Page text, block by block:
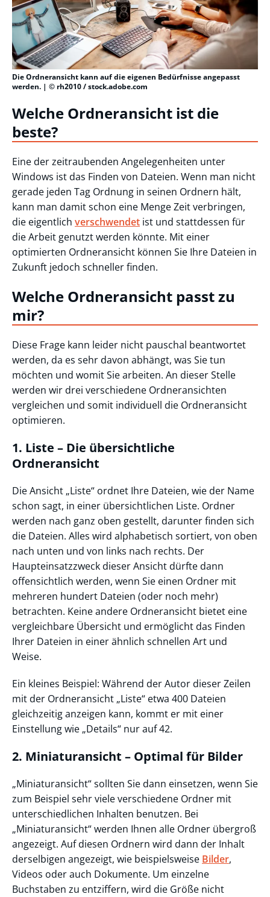
Die Ordneransicht kann auf die eigenen Bedürfnisse angepasst
werden. | © rh2010 / stock.adobe.com
Welche Ordneransicht ist die
beste?
Eine der zeitraubenden Angelegenheiten unter
Windows ist das Finden von Dateien. Wenn man nicht
gerade jeden Tag Ordnung in seinen Ordnern hält,
kann man damit schon eine Menge Zeit verbringen,
die eigentlich verschwendet ist und stattdessen für
die Arbeit genutzt werden könnte. Mit einer
optimierten Ordneransicht können Sie Ihre Dateien in
Zukunft jedoch schneller finden.
Welche Ordneransicht passt zu
mir?
Diese Frage kann leider nicht pauschal beantwortet
werden, da es sehr davon abhängt, was Sie tun
möchten und womit Sie arbeiten. An dieser Stelle
werden wir drei verschiedene Ordneransichten
vergleichen und somit individuell die Ordneransicht
optimieren.
1. Liste – Die übersichtliche
Ordneransicht
Die Ansicht „Liste“ ordnet Ihre Dateien, wie der Name
schon sagt, in einer übersichtlichen Liste. Ordner
werden nach ganz oben gestellt, darunter finden sich
die Dateien. Alles wird alphabetisch sortiert, von oben
nach unten und von links nach rechts. Der
Haupteinsatzzweck dieser Ansicht dürfte dann
offensichtlich werden, wenn Sie einen Ordner mit
mehreren hundert Dateien (oder noch mehr)
betrachten. Keine andere Ordneransicht bietet eine
vergleichbare Übersicht und ermöglicht das Finden
Ihrer Dateien in einer ähnlich schnellen Art und
Weise.
Ein kleines Beispiel: Während der Autor dieser Zeilen
mit der Ordneransicht „Liste“ etwa 400 Dateien
gleichzeitig anzeigen kann, kommt er mit einer
Einstellung wie „Details“ nur auf 42.
2. Miniaturansicht – Optimal für Bilder
„Miniaturansicht“ sollten Sie dann einsetzen, wenn Sie
zum Beispiel sehr viele verschiedene Ordner mit
unterschiedlichen Inhalten benutzen. Bei
„Miniaturansicht“ werden Ihnen alle Ordner übergroß
angezeigt. Auf diesen Ordnern wird dann der Inhalt
derselbigen angezeigt, wie beispielsweise Bilder,
Videos oder auch Dokumente. Um einzelne
Buchstaben zu entziffern, wird die Größe nicht